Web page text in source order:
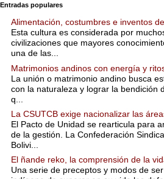
Entradas populares
Alimentación, costumbres e inventos
Esta cultura es considerada por
civilizaciones que mayores
una de las...
Matrimonios andinos con energía y
La unión o matrimonio andino busca
con la naturaleza y lograr la bendición
q...
La CSUTCB exige nacionalizar las
El Pacto de Unidad se rearticula para
de la gestión. La Confederación
Bolivi...
El ñande reko, la comprensión de la
Una serie de preceptos y modos de